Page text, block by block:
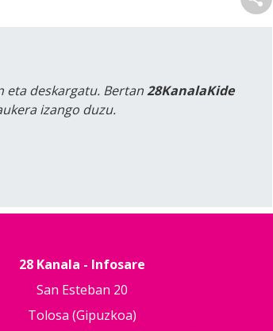
eta deskargatu. Bertan28KanalaKide
izango duzu.
28 Kanala - Infosare
San Esteban 20
Tolosa (Gipuzkoa)